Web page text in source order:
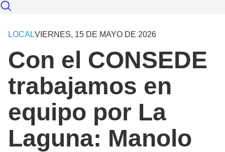
LOCALVIERNES, 15 DE MAYO DE 2026
Con el CONSEDE
trabajamos en
equipo por La
Laguna: Manolo